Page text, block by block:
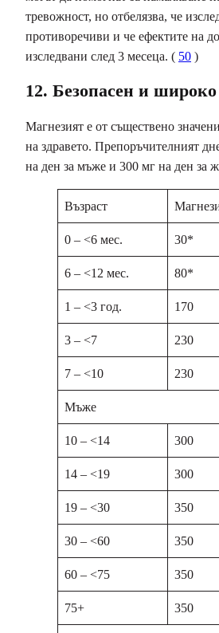
тревожност, но отбелязва, че
противоречиви и че ефектите на
изследвани след 3 месеца. ( 50 )
12. Безопасен и
Магнезият е от съществено
на здравето. Препоръчителният
на ден за мъже и 300 мг на ден за
Възраст
0 – <6 мес. 30*
6 – <12 мес. 80*
1 – <3 год. 170
3 – <7 230
7 – <10 230
Мъже
10 – <14 300
14 – <19 300
19 – <30 350
30 – <60 350
60 – <75 350
75+ 350